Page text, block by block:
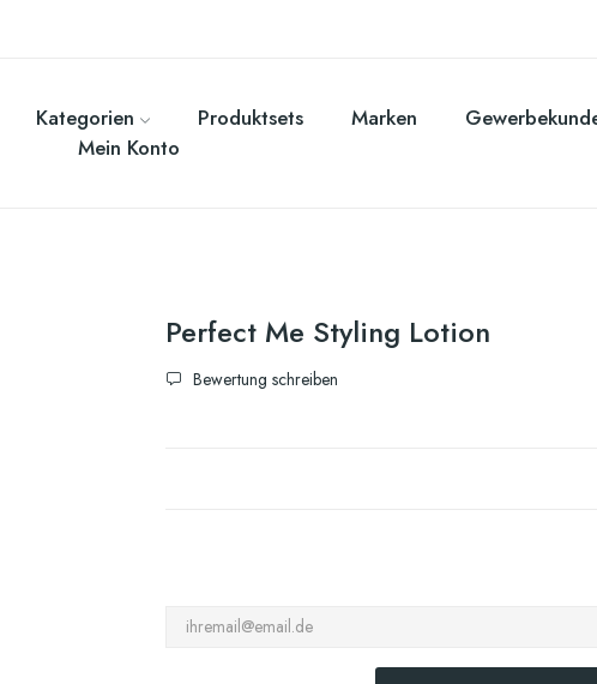
Kategorien Produktsets Marken
Mein Konto
Perfect Me Styling Lotion
Bewertung schreiben